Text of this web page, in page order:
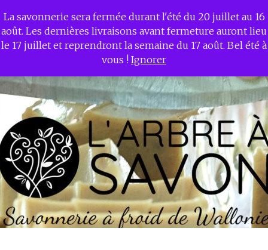
La savonnerie sera fermée durant l'été du 20 juillet au 16
août. Les dernières livraisons avant fermeture auront lieu
le 17 juillet et reprendront la semaine du 17 août. Bel été à
vous ! Ignorer
L'ARBRE A SAVON –
Savonnerie à froid de